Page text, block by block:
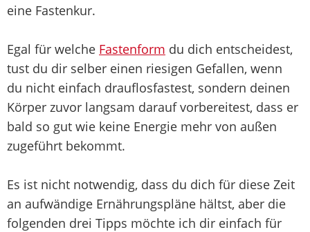
eine Fastenkur.
Egal für welche Fastenform du dich entscheidest,
tust du dir selber einen riesigen Gefallen, wenn
du nicht einfach drauflosfastest, sondern deinen
Körper zuvor langsam darauf vorbereitest, dass er
bald so gut wie keine Energie mehr von außen
zugeführt bekommt.
Es ist nicht notwendig, dass du dich für diese Zeit
an aufwändige Ernährungspläne hältst, aber die
folgenden drei Tipps möchte ich dir einfach für